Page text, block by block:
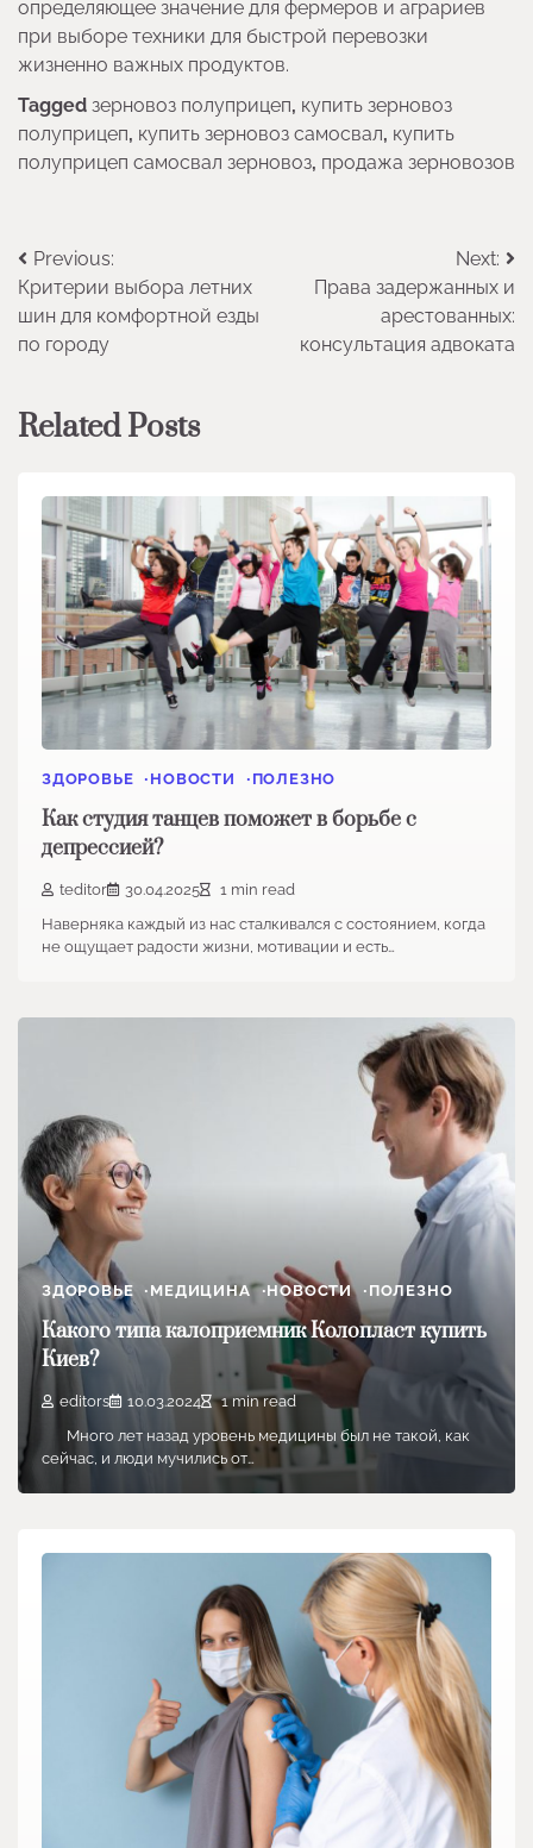
определяющее значение для фермеров и аграриев
при выборе техники для быстрой перевозки
жизненно важных продуктов.
Tagged зерновоз полуприцеп, купить зерновоз
полуприцеп, купить зерновоз самосвал, купить
полуприцеп самосвал зерновоз, продажа зерновозов
Навигация
по
записям
Previous:
Критерии выбора летних
шин для комфортной езды
по городу
Next:
Права задержанных и
арестованных:
консультация адвоката
Related Posts
ЗДОРОВЬЕ НОВОСТИ ПОЛЕЗНО
Как студия танцев поможет в борьбе с
депрессией?
teditor 30.04.2025
1 min read
Наверняка каждый из нас сталкивался с состоянием, когда
не ощущает радости жизни, мотивации и есть…
ЗДОРОВЬЕ МЕДИЦИНА НОВОСТИ ПОЛЕЗНО
Какого типа калоприемник Колопласт купить
Киев?
editors 10.03.2024
1 min read
Много лет назад уровень медицины был не такой, как
сейчас, и люди мучились от…